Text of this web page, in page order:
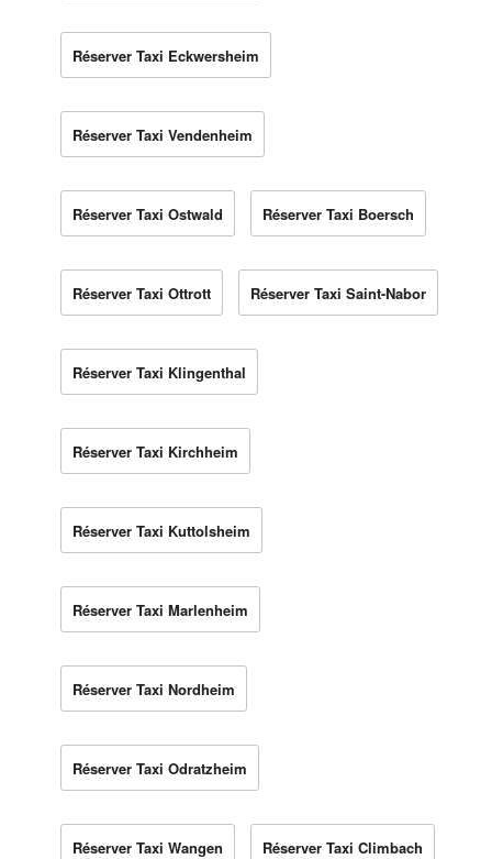
Réserver Taxi Eckwersheim
Réserver Taxi Vendenheim
Réserver Taxi Ostwald Réserver Taxi Boersch
Réserver Taxi Ottrott Réserver Taxi Saint-Nabor
Réserver Taxi Klingenthal
Réserver Taxi Kirchheim
Réserver Taxi Kuttolsheim
Réserver Taxi Marlenheim
Réserver Taxi Nordheim
Réserver Taxi Odratzheim
Réserver Taxi Wangen Réserver Taxi Climbach